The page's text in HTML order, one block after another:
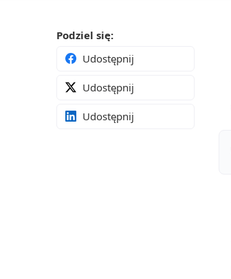
Podziel się:
Udostępnij
Udostępnij
Udostępnij